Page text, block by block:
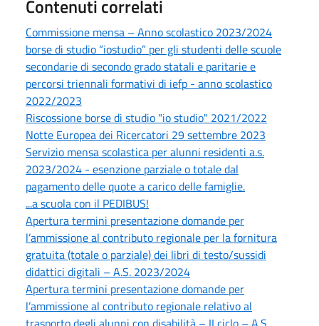
Contenuti correlati
Commissione mensa – Anno scolastico 2023/2024
borse di studio “iostudio” per gli studenti delle scuole
secondarie di secondo grado statali e paritarie e
percorsi triennali formativi di iefp - anno scolastico
2022/2023
Riscossione borse di studio "io studio" 2021/2022
Notte Europea dei Ricercatori 29 settembre 2023
Servizio mensa scolastica per alunni residenti a.s.
2023/2024 - esenzione parziale o totale dal
pagamento delle quote a carico delle famiglie.
...a scuola con il PEDIBUS!
Apertura termini presentazione domande per
l’ammissione al contributo regionale per la fornitura
gratuita (totale o parziale) dei libri di testo/sussidi
didattici digitali – A.S. 2023/2024
Apertura termini presentazione domande per
l’ammissione al contributo regionale relativo al